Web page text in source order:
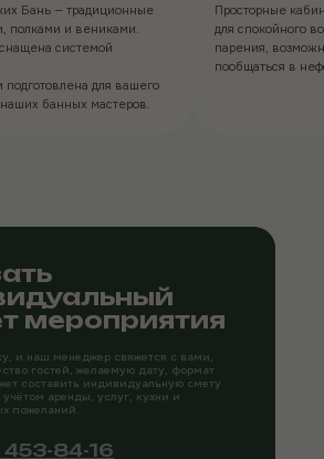
Бань — традиционные
полками и вениками.
системой
подготовлена для вашего
банных мастеров.
Просторные
для спокойного
парения,
пообщаться в
453-84-16
мероприятия
и наш менеджер свяжется с вами,
гостей, желаемую дату, формат
составить индивидуальную смету
аренды, услуг, кухни и
пожеланий.